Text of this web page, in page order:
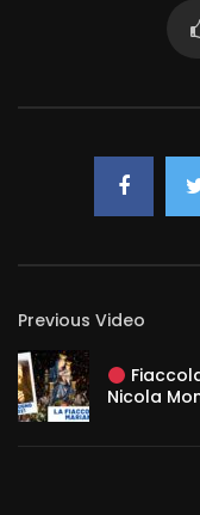
Previous Video
Nicola